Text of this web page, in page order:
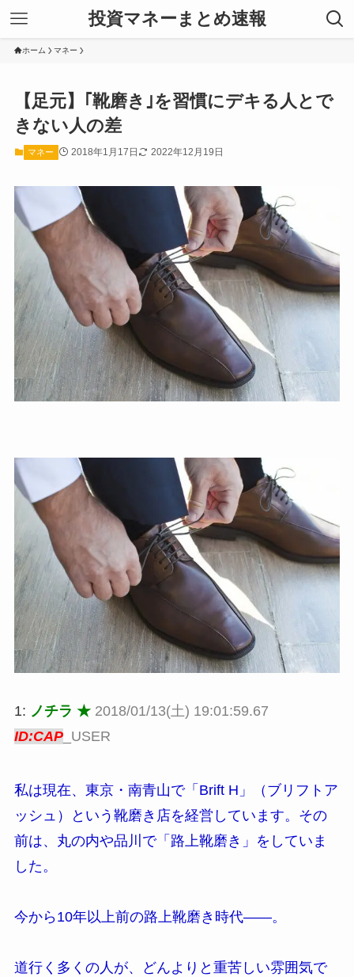
投資マネーまとめ速報
ホーム マネー
【足元】｢靴磨き｣を習慣にデキる人とで
きない人の差
マネー 2018年1月17日 2022年12月19日
1: ノチラ ★ 2018/01/13(土) 19:01:59.67
ID:CAP_USER
私は現在、東京・南青山で「Brift H」（ブリフトア
ッシュ）という靴磨き店を経営しています。その
前は、丸の内や品川で「路上靴磨き」をしていま
した。
今から10年以上前の路上靴磨き時代――。
道行く多くの人が、どんよりと重苦しい雰囲気で